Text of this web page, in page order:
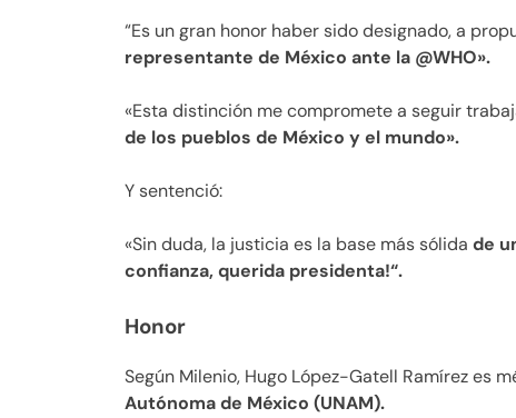
“Es un gran honor haber sido designado, a
representante de México ante la @WHO».
«Esta distinción me compromete a seguir
de los pueblos de México y el mundo».
Y sentenció:
«Sin duda, la justicia es la base más sólida de
confianza, querida presidenta!“.
Honor
Según Milenio, Hugo López-Gatell Ramírez es
Autónoma de México (UNAM).